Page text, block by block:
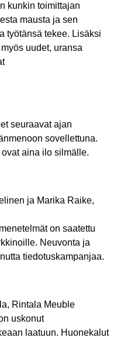
kunkin toimittajan
mausta ja sen
työtänsä tekee. Lisäksi
uudet, uransa
seuraavat ajan
sovellettuna.
aina ilo silmälle.
ja Marika Raike,
on saatettu
Neuvonta ja
tiedotuskampanjaa.
Rintala Meuble
uskonut
laatuun. Huonekalut